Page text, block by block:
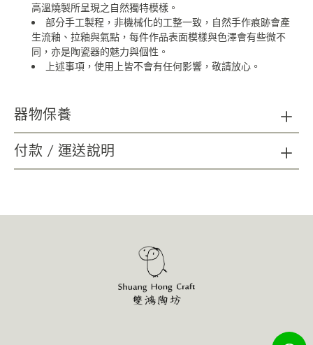
高溫燒製所呈現之自然獨特模樣。
部分手工製程，非機械化的工整一致，自然手作痕跡會產
生流釉、拉釉與氣點，每件作品表面模樣與色澤會有些微不
同，亦是陶瓷器的魅力與個性。
上述事項，使用上皆不會有任何影響，敬請放心。
器物保養
陶瓷器清潔：請以海綿、精緻瓷器專用刷具及不具顆粒磨
砂功能之餐具中性洗劑，延長使用年限；無法以洗碗機清洗。
木質及金屬材質如需清潔，請以柔軟乾布擦拭。
使用後會隨著時間表面有可能產生自然痕跡，增添作
付款 / 運送說明